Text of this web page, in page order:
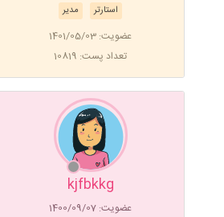
مدیر استارتر
عضویت: 1401/05/03
تعداد پست: 10819
kjfbkkg
عضویت: 1400/09/07